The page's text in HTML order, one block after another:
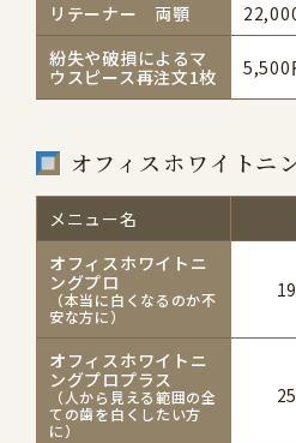
リテーナー 両顎
紛失や破損によるマ
ウスピース再注文1枚
5,500
オフィスホワイトニ
メニュー名
オフィスホワイトニ
ングプロ
（本当に白くなるのか不
安な方に）
オフィスホワイトニ
ングプロプラス
（人から見える範囲の全
ての歯を白くしたい方
に）